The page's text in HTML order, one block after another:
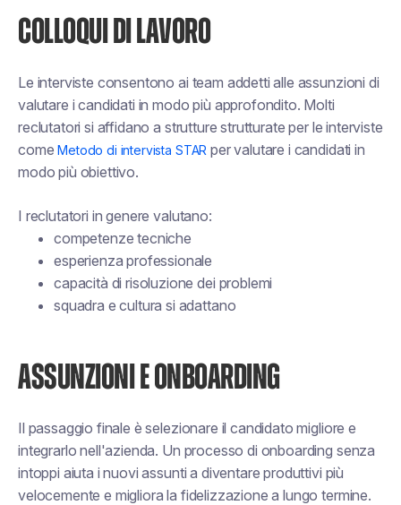
COLLOQUI DI LAVORO
Le interviste consentono ai team addetti alle assunzioni di
valutare i candidati in modo più approfondito. Molti
reclutatori si affidano a strutture strutturate per le interviste
comeMetodo di intervista STAR per valutare i candidati in
modo più obiettivo.
I reclutatori in genere valutano:
competenze tecniche
esperienza professionale
capacità di risoluzione dei problemi
squadra e cultura si adattano
ASSUNZIONI E ONBOARDING
Il passaggio finale è selezionare il candidato migliore e
integrarlo nell'azienda. Un processo di onboarding senza
intoppi aiuta i nuovi assunti a diventare produttivi più
velocemente e migliora la fidelizzazione a lungo termine.